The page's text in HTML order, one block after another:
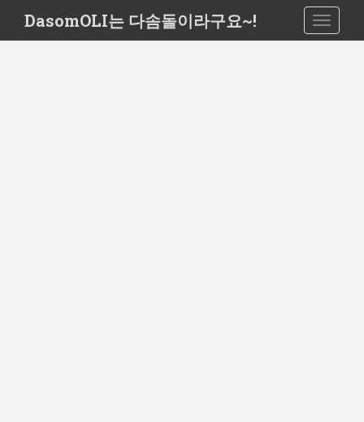
i
DasomOLI는 다솜돌이라구요~!